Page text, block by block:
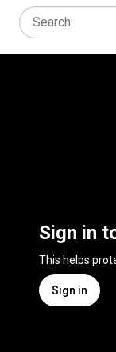
Sign in
This helps
Sign in